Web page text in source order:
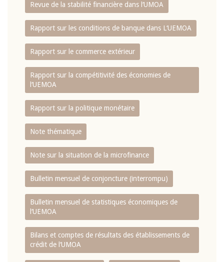
Revue de la stabilité financière dans l‘UMOA
Rapport sur les conditions de banque dans L‘UEMOA
Rapport sur le commerce extérieur
Rapport sur la compétitivité des économies de
l‘UEMOA
Rapport sur la politique monétaire
Note thématique
Note sur la situation de la microfinance
Bulletin mensuel de conjoncture (interrompu)
Bulletin mensuel de statistiques économiques de
l‘UEMOA
Bilans et comptes de résultats des établissements de
crédit de l‘UMOA